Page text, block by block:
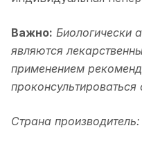
Важно: Биологически
являются
применением
Страна